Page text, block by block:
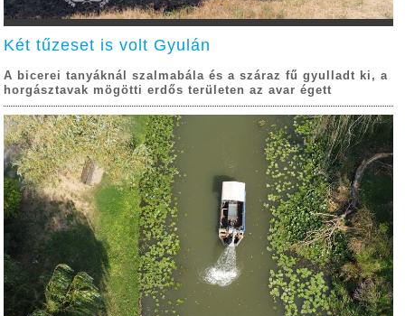
Két tűzeset is volt Gyulán
A bicerei tanyáknál szalmabála és a száraz fű gyulladt ki, a
horgásztavak mögötti erdős területen az avar égett